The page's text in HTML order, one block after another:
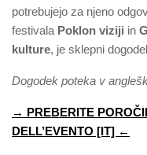
potrebujejo za njeno
festivala Poklon viziji in
kulture, je sklepni
Dogodek poteka v
→ PREBERITE
DELL’EVENTO [IT] ←